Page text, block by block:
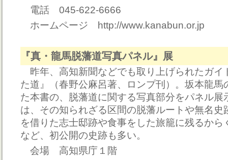
電話 045-622-6666
ホームページ http://www.kanabun.or.jp
『真・龍馬脱藩道写真パネル』展
昨年、高知新聞などでも取り上げられたガイ
た道』（春野公麻呂著、ロンプ刊）。坂本龍馬
た本書の、脱藩道に関する写真部分をパネル展
は、その知られざる区間の脱藩ルートや無名史
を借りた志士邸跡や食事をした旅籠に残るから
など、初公開の史跡も多い。
会場 高知県庁１階